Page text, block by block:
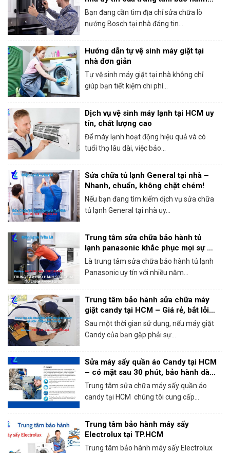
Bosch tại HCM
Bạn đang cần tìm địa chỉ sửa chữa lò
nướng Bosch tại nhà đáng tin...
Hướng dẫn tự vệ sinh máy giặt tại
nhà đơn giản
Tự vệ sinh máy giặt tại nhà không chỉ
giúp bạn tiết kiệm chi phí...
Dịch vụ vệ sinh máy lạnh tại HCM uy
tín, chất lượng cao
Để máy lạnh hoạt động hiệu quả và có
tuổi thọ lâu dài, việc bảo...
Sửa chữa tủ lạnh General tại nhà –
Nhanh, chuẩn, không chặt chém!
Nếu bạn đang tìm kiếm dịch vụ sửa chữa
tủ lạnh General tại nhà uy...
Trung tâm sửa chữa bảo hành tủ
lạnh panasonic khắc phục mọi sự cố
trong 1 lần gọi
Là trung tâm sửa chữa bảo hành tủ lạnh
Panasonic uy tín với nhiều năm...
Trung tâm bảo hành sửa chữa máy
giặt candy tại HCM – Giá rẻ, bắt lỗi
chính xác 100%
Sau một thời gian sử dụng, nếu máy giặt
Candy của bạn gặp phải sự...
Sửa máy sấy quần áo Candy tại HCM
– có mặt sau 30 phút, bảo hành dài
hạn!
Trung tâm sửa chữa máy sấy quần áo
candy tại HCM chúng tôi cung cấp...
Trung tâm bảo hành máy sấy
Electrolux tại TP.HCM
Trung tâm bảo hành máy sấy Electrolux